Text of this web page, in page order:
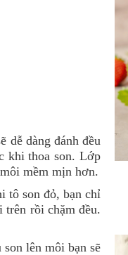
dễ dàng đánh đều
khi thoa son. Lớp
mềm mịn hơn.
tô son đỏ, bạn chỉ
trên rồi chặm đều.
lên môi bạn sẽ